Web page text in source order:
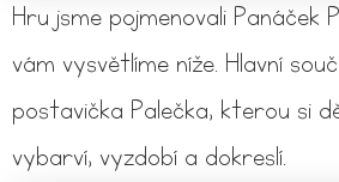
Hru jsme pojmenovali Panáček
vám vysvětlíme níže. Hlavní
postavička Palečka, kterou si
vybarví, vyzdobí a dokreslí.